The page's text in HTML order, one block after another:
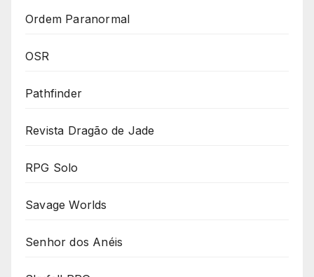
Ordem Paranormal
OSR
Pathfinder
Revista Dragão de Jade
RPG Solo
Savage Worlds
Senhor dos Anéis